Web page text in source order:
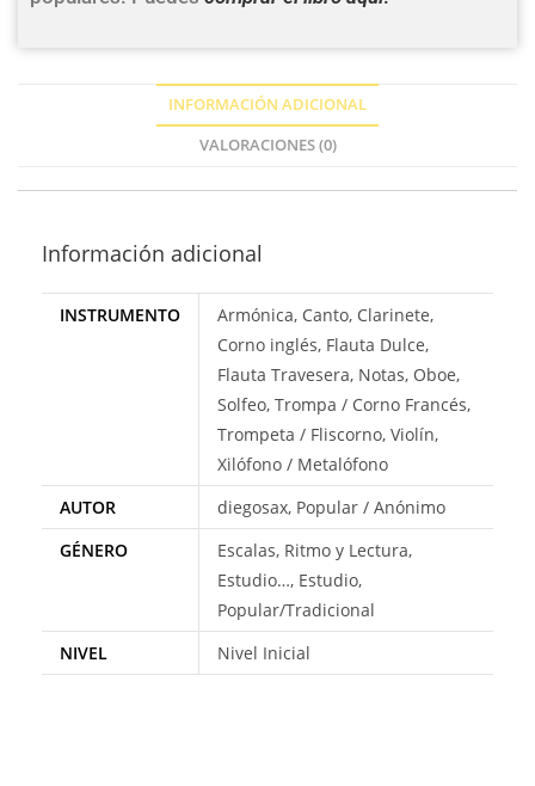
INFORMACIÓN ADICIONAL
VALORACIONES (0)
Información adicional
INSTRUMENTO
Armónica, Canto, Clarinete,
Corno inglés, Flauta Dulce,
Flauta Travesera, Notas, Oboe,
Solfeo, Trompa / Corno Francés,
Trompeta / Fliscorno, Violín,
Xilófono / Metalófono
AUTOR
diegosax, Popular / Anónimo
GÉNERO
Escalas, Ritmo y Lectura,
Estudio…, Estudio,
Popular/Tradicional
NIVEL
Nivel Inicial